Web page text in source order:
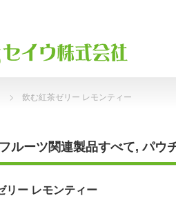
飲む紅茶ゼリー レモンティー
ルーツ関連製品すべて,パウ
リー レモンティー